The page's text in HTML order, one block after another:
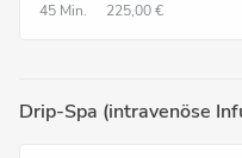
45 Min. 225,00 €
Drip-Spa (intravenöse